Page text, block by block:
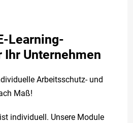
Learning-
Ihr Unternehmen
Arbeitsschutz- und
Maß!
individuell. Unsere Module